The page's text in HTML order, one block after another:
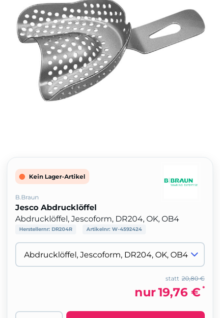
Kein Lager-Artikel
B.Braun
Jesco Abdrucklöffel
Abdrucklöffel, Jescoform, DR204, OK, OB4
Herstellernr: DR204R Artikelnr: W-4592424
20,80 €
statt
nur19,76 € *